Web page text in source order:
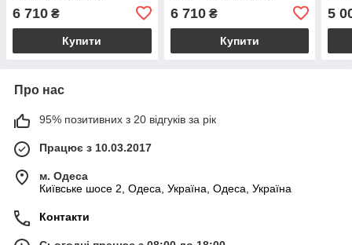
6 710 ₴
Купити
6 710₴
Купити
5
Про нас
95% позитивних з 20 відгуків за рік
Працює з 10.03.2017
м. Одеса
Київське шосе 2, Одеса, Україна, Одеса, Україна
Контакти